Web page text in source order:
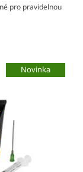
pro pravidelnou
Novinka